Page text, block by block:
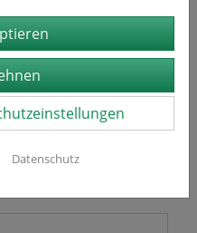
Datenschutz